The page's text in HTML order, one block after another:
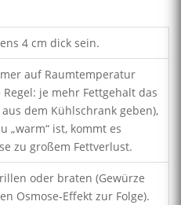
4 cm dick sein.
auf Raumtemperatur
je mehr Fettgehalt das
dem Kühlschrank geben),
„warm“ ist, kommt es
zu großem Fettverlust.
oder braten (Gewürze
Osmose-Effekt zur Folge).